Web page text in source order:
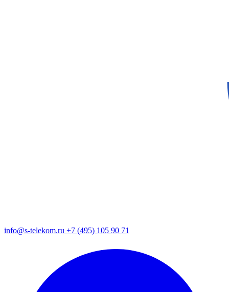
info@s-telekom.ru +7 (495) 105 90 71